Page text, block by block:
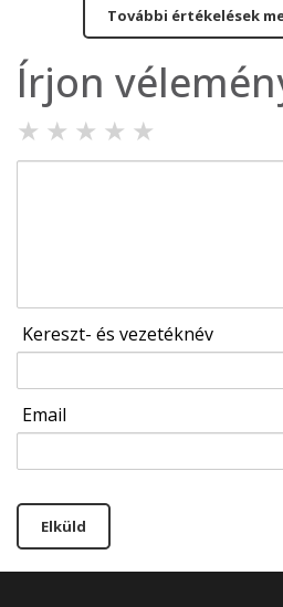
További értékelések
Írjon
★ ★ ★ ★ ★
Kereszt- és vezetéknév
Email
Elküld